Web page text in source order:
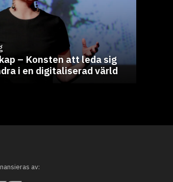
– Konsten att leda sig
i en digitaliserad värld
av: